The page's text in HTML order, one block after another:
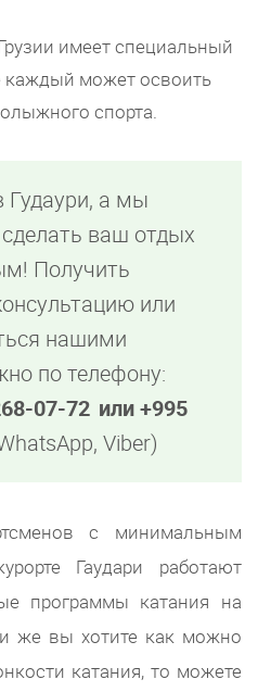
имеет специальный
каждый может освоить
спорта.
Гудаури, а мы
ваш отдых
Получить
или
нашими
по телефону:
07-72 или +995
Viber)
с минимальным
Гаудари работают
программы катания на
же вы хотите как можно
катания, то можете